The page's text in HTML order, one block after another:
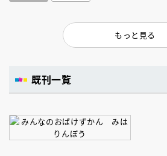
もっと見る
既刊一覧